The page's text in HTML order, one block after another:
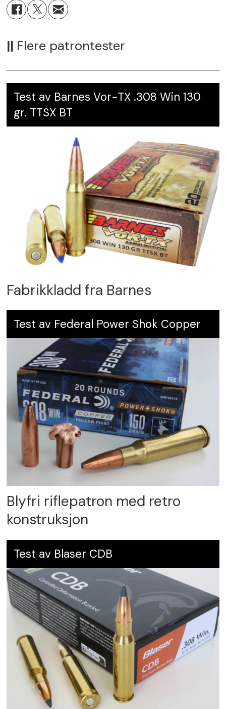
Leverandør:
Karakter:
|| Flere patrontester
Test av Barnes Vor-TX .308 Win 130
gr. TTSX BT
Fabrikkladd fra Barnes
Test av Federal Power Shok Copper
Blyfri riflepatron med retro
konstruksjon
Test av Blaser CDB